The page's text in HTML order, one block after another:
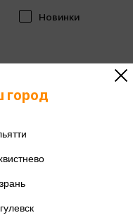
Новинки
город